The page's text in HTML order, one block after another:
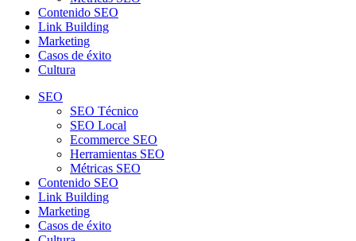
Contenido SEO
Link Building
Marketing
Casos de éxito
Cultura
SEO
SEO Técnico
SEO Local
Ecommerce SEO
Herramientas SEO
Métricas SEO
Contenido SEO
Link Building
Marketing
Casos de éxito